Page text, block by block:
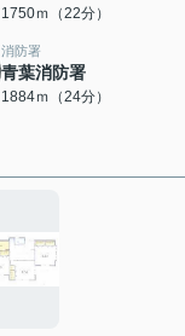
1750ｍ（22分）
消防署
青葉消防署
1884ｍ（24分）